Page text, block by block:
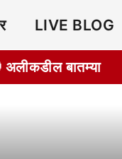
LIVE BLOG
अलीकडील बातम्या